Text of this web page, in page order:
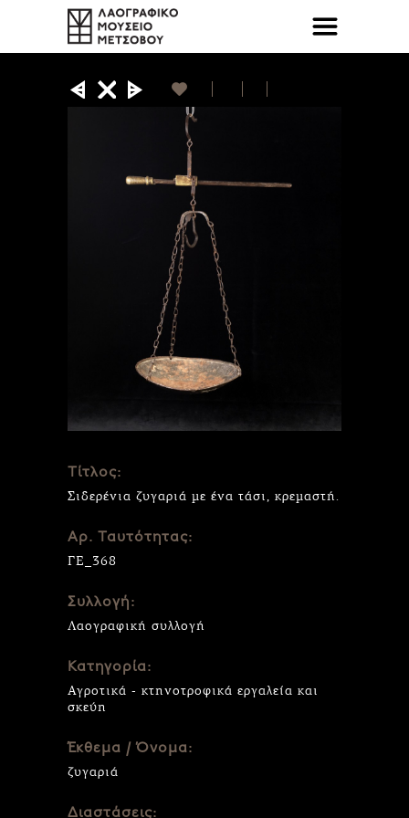
Τίτλος:
Σιδερένια ζυγαριά με ένα τάσι, κρεμαστή.
Αρ. Ταυτότητας:
ΓΕ_368
Συλλογή:
Λαογραφική συλλογή
Κατηγορία:
Αγροτικά - κτηνοτροφικά εργαλεία και
σκεύη
Έκθεμα / Όνομα:
ζυγαριά
Διαστάσεις: